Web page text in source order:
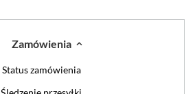
Zamówienia
Status zamówienia